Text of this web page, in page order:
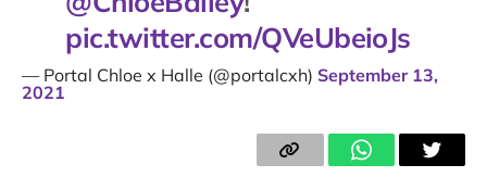
pic.twitter.com/QVeUbeioJs
— Portal Chloe x Halle (@portalcxh) September 13,
2021